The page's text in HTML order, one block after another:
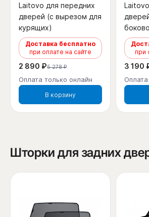
Laitovo для передних
дверей (с вырезом для
курящих)
Доставка бесплатно
при оплате на сайте
2 890 ₽5 278 ₽
Оплата только онлайн
В корзину
при
3 190
Шторки для задних